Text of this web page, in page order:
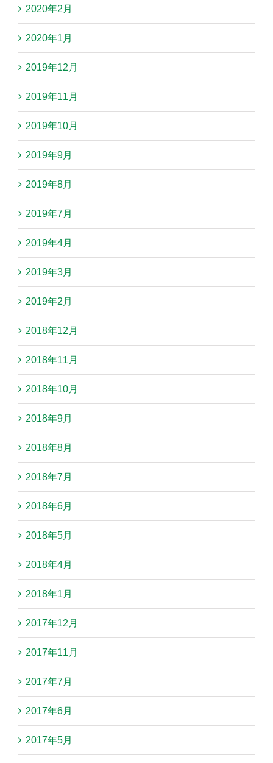
2020年2月
2020年1月
2019年12月
2019年11月
2019年10月
2019年9月
2019年8月
2019年7月
2019年4月
2019年3月
2019年2月
2018年12月
2018年11月
2018年10月
2018年9月
2018年8月
2018年7月
2018年6月
2018年5月
2018年4月
2018年1月
2017年12月
2017年11月
2017年7月
2017年6月
2017年5月